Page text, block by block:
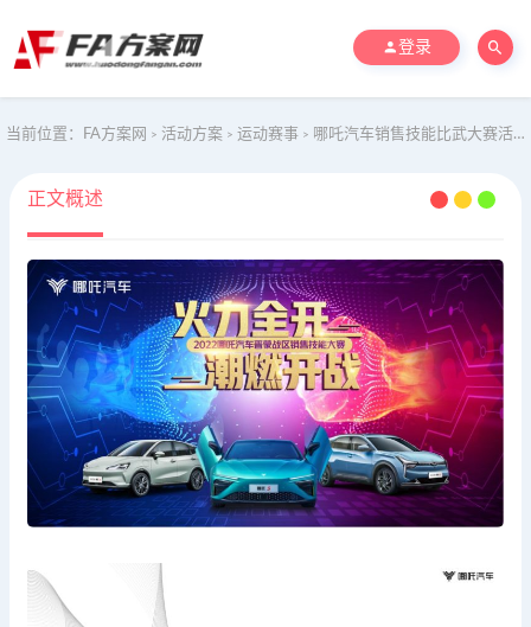
登录
当前位置： FA方案网 > 活动方案 > 运动赛事 > 哪吒汽车销售技能比武大赛活动方案
正文概述